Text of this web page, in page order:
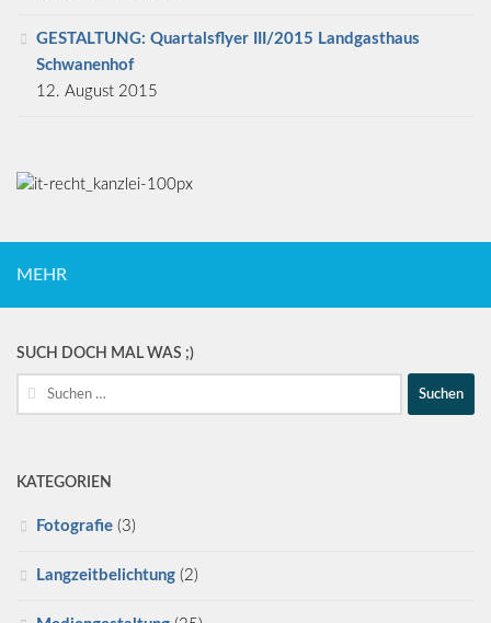
GESTALTUNG: Quartalsflyer III/2015 Landgasthaus
Schwanenhof
12. August 2015
MEHR
SUCH DOCH MAL WAS ;)
Suche
nach:
KATEGORIEN
Fotografie (3)
Langzeitbelichtung (2)